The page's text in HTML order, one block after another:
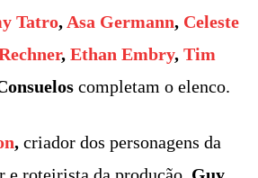
Tatro, Asa Germann, Celeste
, Ethan Embry, Tim
completam o elenco.
, criador dos personagens da